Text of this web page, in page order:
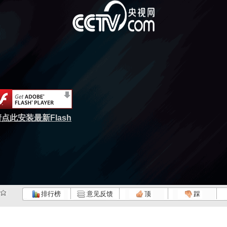
点此安装最新Flash
排行榜 意见反馈 顶 踩